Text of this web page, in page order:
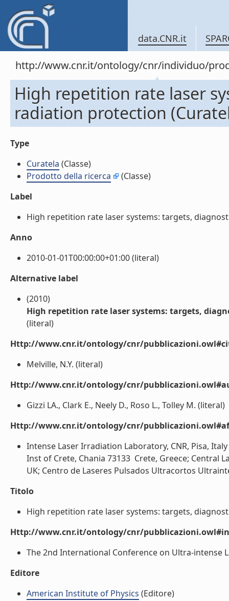
data.CNR.it
http://www.cnr.it/ontology/cnr/individuo/
High repetition rate laser
radiation protection
Type
Curatela (Classe)
Prodotto della ricerca
(Classe)
Label
High repetition rate laser systems: targets,
Anno
2010-01-01T00:00:00+01:00 (literal)
Alternative label
(2010)
High repetition rate laser systems: targets,
(literal)
Http://www.cnr.it/ontology/cnr/
Melville, N.Y. (literal)
Http://www.cnr.it/ontology/cnr/
Gizzi LA., Clark E., Neely D., Roso L., Tolley M. (literal)
Http://www.cnr.it/ontology/cnr/
Intense Laser Irradiation Laboratory, CNR, Pisa,
Inst of Crete, Chania 73133  Crete, Greece;
UK; Centro de Laseres Pulsados Ultracortos
Titolo
High repetition rate laser systems: targets,
Http://www.cnr.it/ontology/cnr/
The 2nd International Conference on Ultra-intense
Editore
American Institute of Physics (Editore)